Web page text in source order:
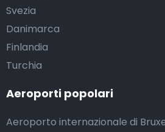
Svezia
Danimarca
Finlandia
Turchia
Aeroporti popolari
Aeroporto internazionale di